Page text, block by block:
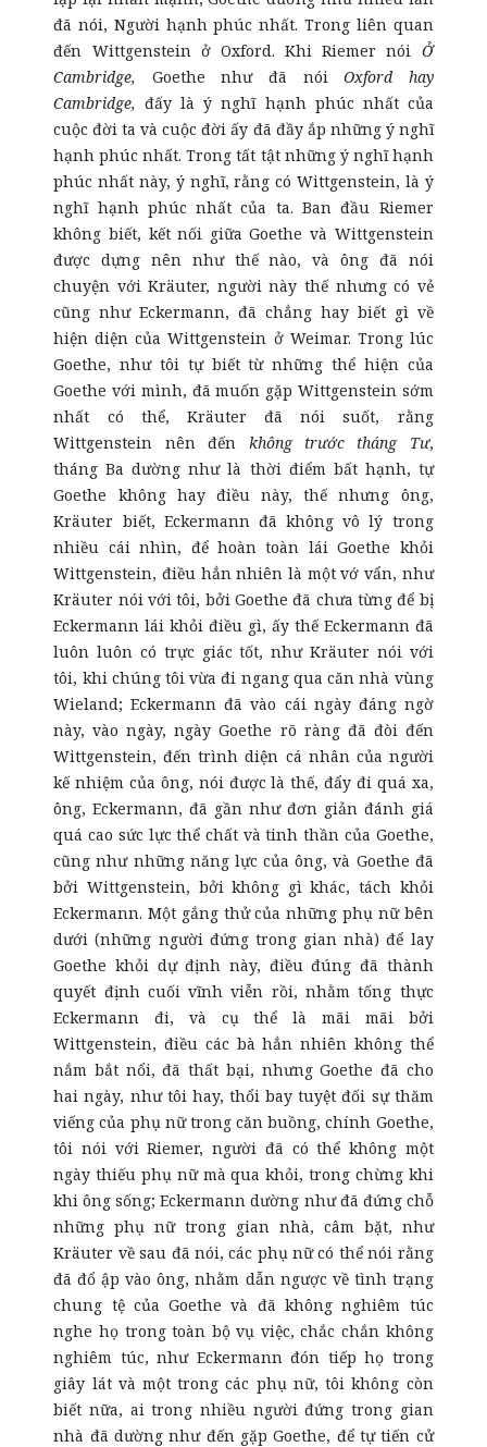
đã nói, Người hạnh phúc nhất. Trong liên quan
đến Wittgenstein ở Oxford. Khi Riemer nói Ở
Cambridge, Goethe như đã nóiOxford hay
Cambridge,đấy là ý nghĩ hạnh phúc nhất của
cuộc đời ta và cuộc đời ấy đã đầy ắp những ý nghĩ
hạnh phúc nhất. Trong tất tật những ý nghĩ hạnh
phúc nhất này, ý nghĩ, rằng có Wittgenstein, là ý
nghĩ hạnh phúc nhất của ta. Ban đầu Riemer
không biết, kết nối giữa Goethe và Wittgenstein
được dựng nên như thế nào, và ông đã nói
chuyện với Kräuter, người này thế nhưng có vẻ
cũng như Eckermann, đã chẳng hay biết gì về
hiện diện của Wittgenstein ở Weimar. Trong lúc
Goethe, như tôi tự biết từ những thể hiện của
Goethe với mình, đã muốn gặp Wittgenstein sớm
nhất có thể, Kräuter đã nói suốt, rằng
Wittgenstein nên đến không trước tháng Tư,
tháng Ba dường như là thời điểm bất hạnh, tự
Goethe không hay điều này, thế nhưng ông,
Kräuter biết, Eckermann đã không vô lý trong
nhiều cái nhìn, để hoàn toàn lái Goethe khỏi
Wittgenstein, điều hẳn nhiên là một vớ vẩn, như
Kräuter nói với tôi, bởi Goethe đã chưa từng để bị
Eckermann lái khỏi điều gì, ấy thế Eckermann đã
luôn luôn có trực giác tốt, như Kräuter nói với
tôi, khi chúng tôi vừa đi ngang qua căn nhà vùng
Wieland; Eckermann đã vào cái ngày đáng ngờ
này, vào ngày, ngày Goethe rõ ràng đã đòi đến
Wittgenstein, đến trình diện cá nhân của người
kế nhiệm của ông, nói được là thế, đẩy đi quá xa,
ông, Eckermann, đã gần như đơn giản đánh giá
quá cao sức lực thể chất và tinh thần của Goethe,
cũng như những năng lực của ông, và Goethe đã
bởi Wittgenstein, bởi không gì khác, tách khỏi
Eckermann. Một gắng thử của những phụ nữ bên
dưới (những người đứng trong gian nhà) để lay
Goethe khỏi dự định này, điều đúng đã thành
quyết định cuối vĩnh viễn rồi, nhằm tống thực
Eckermann đi, và cụ thể là mãi mãi bởi
Wittgenstein, điều các bà hẳn nhiên không thể
nắm bắt nổi, đã thất bại, nhưng Goethe đã cho
hai ngày, như tôi hay, thổi bay tuyệt đối sự thăm
viếng của phụ nữ trong căn buồng, chính Goethe,
tôi nói với Riemer, người đã có thể không một
ngày thiếu phụ nữ mà qua khỏi, trong chừng khi
khi ông sống; Eckermann dường như đã đứng chỗ
những phụ nữ trong gian nhà, câm bặt, như
Kräuter về sau đã nói, các phụ nữ có thể nói rằng
đã đổ ập vào ông, nhằm dẫn ngược về tình trạng
chung tệ của Goethe và đã không nghiêm túc
nghe họ trong toàn bộ vụ việc, chắc chắn không
nghiêm túc, như Eckermann đón tiếp họ trong
giây lát và một trong các phụ nữ, tôi không còn
biết nữa, ai trong nhiều người đứng trong gian
nhà đã dường như đến gặp Goethe, để tự tiến cử